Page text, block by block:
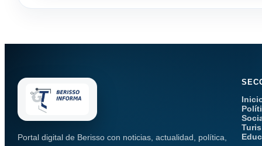
Portal digital de Berisso con noticias, actualidad, política,